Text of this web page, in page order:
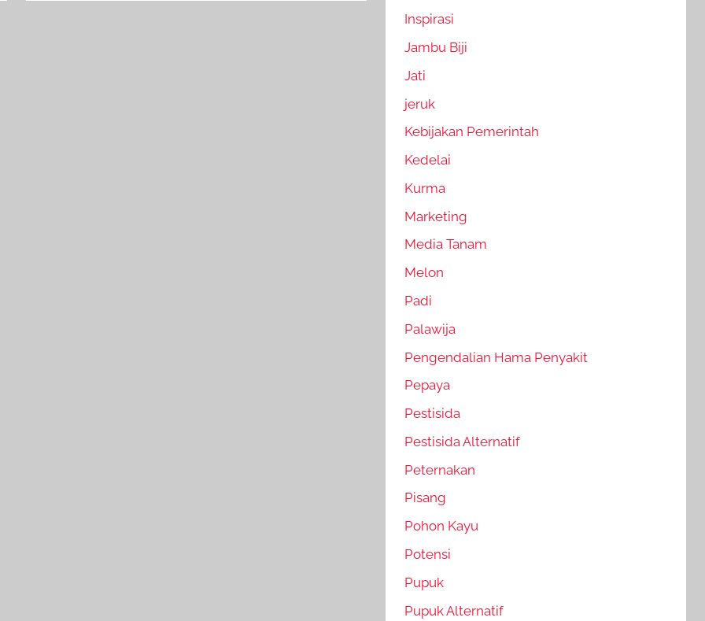
Inspirasi
Jambu Biji
Jati
jeruk
Kebijakan Pemerintah
Kedelai
Kurma
Marketing
Media Tanam
Melon
Padi
Palawija
Pengendalian Hama Penyakit
Pepaya
Pestisida
Pestisida Alternatif
Peternakan
Pisang
Pohon Kayu
Potensi
Pupuk
Pupuk Alternatif